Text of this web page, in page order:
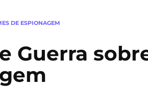
DE ESPIONAGEM
Guerra